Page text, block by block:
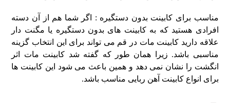
مناسب برای کابینت بدون دستگیره : اگر شما هم از آن دسته
افرادی هستید که به کابینت های بدون دستگیره یا مگنت دار
علاقه دارید کابینت مات در قم می تواند برای این انتخاب گزینه
مناسبی باشد. زیرا همان طور که گفته شد کابینت مات اثر
انگشت را نشان نمی دهد و همین باعث می شود این کابینت ها
برای انواع کابینت آهن ربایی مناسب باشد.